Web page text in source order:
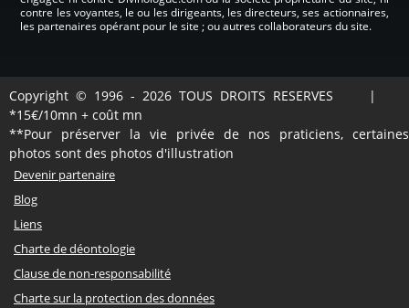
contre les voyantes, le ou les dirigeants, les directeurs, ses actionnaires,
les partenaires opérant pour le site ; ou autres collaborateurs du site.
Copyright © 1996 - 2026 TOUS DROITS RESERVES |
*15€/10mn + coût mn
**Pour préserver la vie privée de nos praticiens, certaines
photos sont des photos d'illustration
Devenir partenaire
Blog
Liens
Charte de déontologie
Clause de non-responsabilité
Charte sur la protection des données